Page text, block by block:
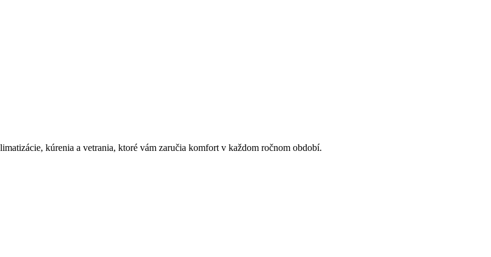
kúrenia a vetrania, ktoré vám zaručia komfort v každom ročnom období.